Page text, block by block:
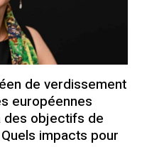
de verdissement
européennes
des objectifs de
impacts pour